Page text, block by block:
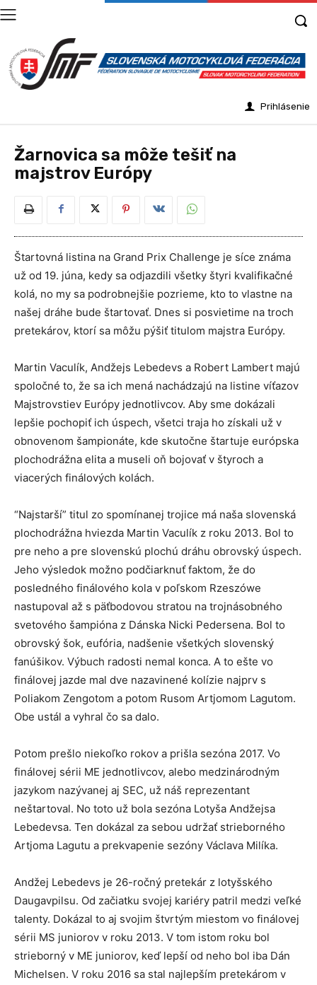
Prihlásenie
Žarnovica sa môže tešiť na
majstrov Európy
Štartovná listina na Grand Prix Challenge je síce známa
už od 19. júna, kedy sa odjazdili všetky štyri kvalifikačné
kolá, no my sa podrobnejšie pozrieme, kto to vlastne na
našej dráhe bude štartovať. Dnes si posvietime na troch
pretekárov, ktorí sa môžu pýšiť titulom majstra Európy.
Martin Vaculík, Andžejs Lebedevs a Robert Lambert majú
spoločné to, že sa ich mená nachádzajú na listine víťazov
Majstrovstiev Európy jednotlivcov. Aby sme dokázali
lepšie pochopiť ich úspech, všetci traja ho získali už v
obnovenom šampionáte, kde skutočne štartuje európska
plochodrážna elita a museli oň bojovať v štyroch a
viacerých finálových kolách.
“Najstarší” titul zo spomínanej trojice má naša slovenská
plochodrážna hviezda Martin Vaculík z roku 2013. Bol to
pre neho a pre slovenskú plochú dráhu obrovský úspech.
Jeho výsledok možno podčiarknuť faktom, že do
posledného finálového kola v poľskom Rzeszówe
nastupoval až s päťbodovou stratou na trojnásobného
svetového šampióna z Dánska Nicki Pedersena. Bol to
obrovský šok, eufória, nadšenie všetkých slovenský
fanúšikov. Výbuch radosti nemal konca. A to ešte vo
finálovej jazde mal dve nazavinené kolízie najprv s
Poliakom Zengotom a potom Rusom Artjomom Lagutom.
Obe ustál a vyhral čo sa dalo.
Potom prešlo niekoľko rokov a prišla sezóna 2017. Vo
finálovej sérii ME jednotlivcov, alebo medzinárodným
jazykom nazývanej aj SEC, už náš reprezentant
neštartoval. No toto už bola sezóna Lotyša Andžejsa
Lebedevsa. Ten dokázal za sebou udržať strieborného
Artjoma Lagutu a prekvapenie sezóny Václava Milíka.
Andžej Lebedevs je 26-ročný pretekár z lotyšského
Daugavpilsu. Od začiatku svojej kariéry patril medzi veľké
talenty. Dokázal to aj svojim štvrtým miestom vo finálovej
sérii MS juniorov v roku 2013. V tom istom roku bol
strieborný v ME juniorov, keď lepší od neho bol iba Dán
Michelsen. V roku 2016 sa stal najlepším pretekárom v